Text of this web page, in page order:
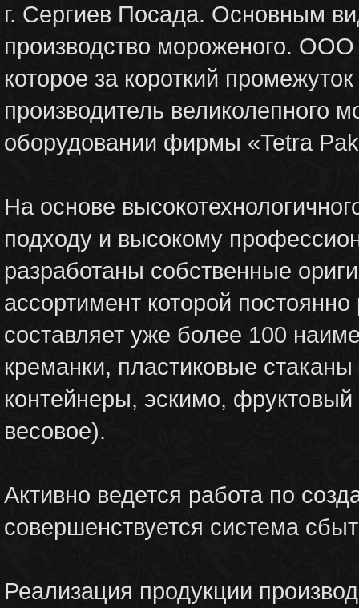
г. Сергиев Посада. Основным
производство мороженого.
которое за короткий
производитель великолепного
оборудовании фирмы «Tetra
На основе
подходу и высокому
разработаны собственные
ассортимент которой
составляет уже более 100
креманки, пластиковые
контейнеры, эскимо,
весовое).
Активно ведется работа по
совершенствуется система
Реализация продукции